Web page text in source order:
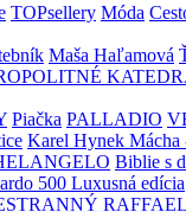
TOPsellery Móda
Maša Haľamová
Piačka PALLADIO
Karel Hynek Mácha
Biblie s
500 Luxusná edícia